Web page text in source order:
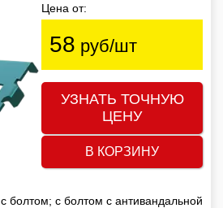
Цена от:
58 руб/шт
УЗНАТЬ ТОЧНУЮ
ЦЕНУ
В КОРЗИНУ
с болтом; с болтом с антивандальной